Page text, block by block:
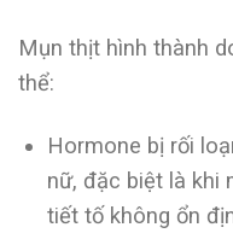
Mụn thịt hình thành
thể:
Hormone bị rối
nữ, đặc biệt là khi
tiết tố không ổn